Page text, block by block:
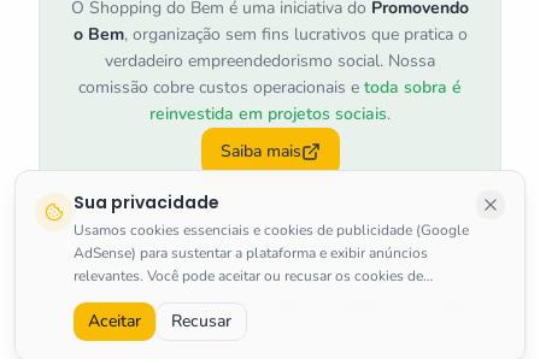
Sua privacidade
Usamos cookies essenciais e cookies de publicidade (Google
AdSense) para sustentar a plataforma e exibir anúncios
relevantes. Você pode aceitar ou recusar os cookies de
marketing a qualquer momento.
Aceitar Recusar
O Shopping do Bem é uma iniciativa do Promovendo
o Bem, organização sem fins lucrativos que pratica o
verdadeiro empreendedorismo social. Nossa
comissão cobre custos operacionais e toda sobra é
reinvestida em projetos sociais.
Saiba mais
©2026 Shopping do Bem